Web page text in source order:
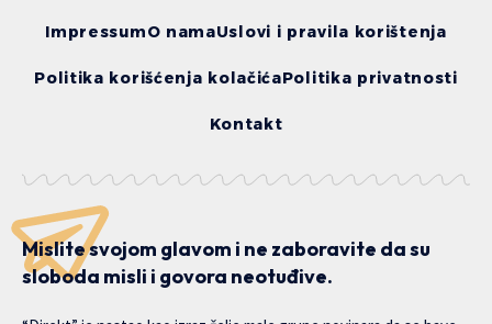
ImpressumO namaUslovi i pravila korištenja
Politika korišćenja kolačićaPolitika privatnosti
Kontakt
Mislite svojom glavom i ne zaboravite da su
sloboda misli i govora neotuđive.